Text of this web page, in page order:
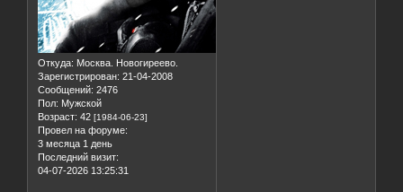
Откуда: Москва. Новогиреево.
Зарегистрирован: 21-04-2008
Сообщений: 2476
Пол: Мужской
Возраст: 42 [1984-06-23]
Провел на форуме:
3 месяца 1 день
Последний визит:
04-07-2026 13:25:31